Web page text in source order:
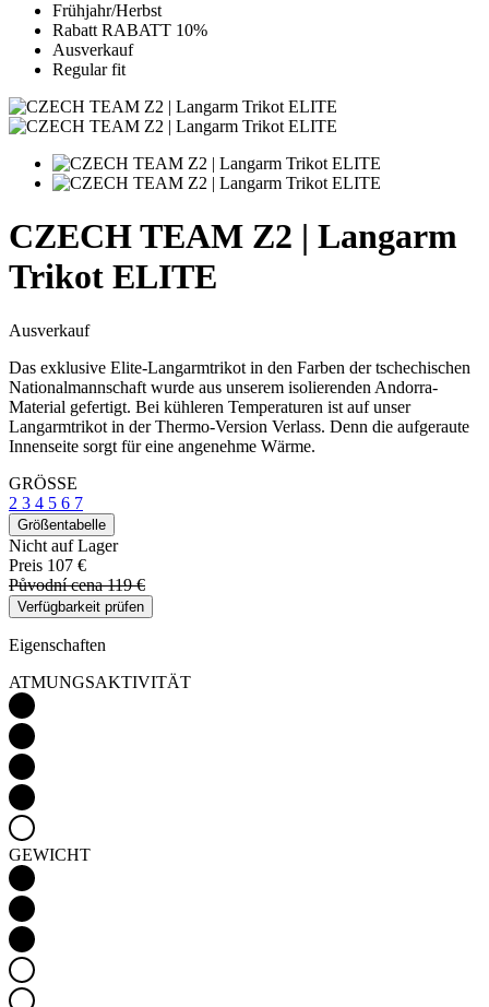
Frühjahr/Herbst
Rabatt RABATT 10%
Ausverkauf
Regular fit
CZECH TEAM Z2 | Langarm
Trikot ELITE
Ausverkauf
Das exklusive Elite-Langarmtrikot in den Farben der tschechischen
Nationalmannschaft wurde aus unserem isolierenden Andorra-
Material gefertigt. Bei kühleren Temperaturen ist auf unser
Langarmtrikot in der Thermo-Version Verlass. Denn die aufgeraute
Innenseite sorgt für eine angenehme Wärme.
GRÖSSE
2 3 4 5 6 7
Größentabelle
Nicht auf Lager
Preis 107 €
Původní cena119 €
Verfügbarkeit prüfen
Eigenschaften
ATMUNGSAKTIVITÄT
GEWICHT